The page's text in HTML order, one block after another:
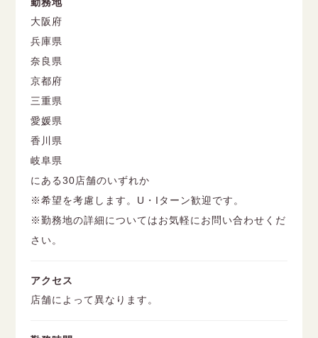
大阪府
兵庫県
奈良県
京都府
三重県
愛媛県
香川県
岐阜県
にある30店舗のいずれか
※希望を考慮します。U・Iターン歓迎です。
※勤務地の詳細についてはお気軽にお問い合わせくだ
さい。
アクセス
店舗によって異なります。